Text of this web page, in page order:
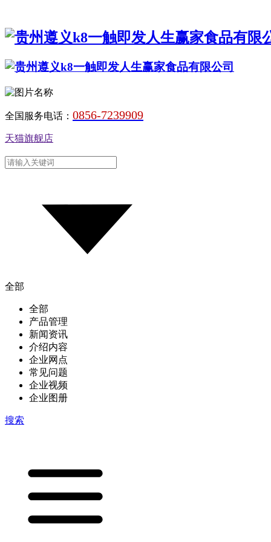
全国服务电话： 0856-7239909
天猫旗舰店
全部
全部
产品管理
新闻资讯
介绍内容
企业网点
常见问题
企业视频
企业图册
搜索